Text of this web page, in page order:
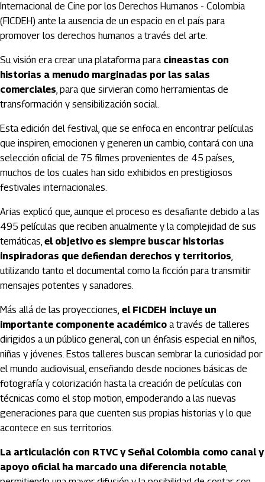
Internacional de Cine por los Derechos Humanos - Colombia
(FICDEH) ante la ausencia de un espacio en el país para
promover los derechos humanos a través del arte.
Su visión era crear una plataforma para cineastas con
historias a menudo marginadas por las salas
comerciales, para que sirvieran como herramientas de
transformación y sensibilización social.
Esta edición del festival, que se enfoca en encontrar películas
que inspiren, emocionen y generen un cambio, contará con una
selección oficial de 75 filmes provenientes de 45 países,
muchos de los cuales han sido exhibidos en prestigiosos
festivales internacionales.
Arias explicó que, aunque el proceso es desafiante debido a las
495 películas que reciben anualmente y la complejidad de sus
temáticas, el objetivo es siempre buscar historias
inspiradoras que defiendan derechos y territorios,
utilizando tanto el documental como la ficción para transmitir
mensajes potentes y sanadores.
Más allá de las proyecciones, el FICDEH incluye un
importante componente académico a través de talleres
dirigidos a un público general, con un énfasis especial en niños,
niñas y jóvenes. Estos talleres buscan sembrar la curiosidad por
el mundo audiovisual, enseñando desde nociones básicas de
fotografía y colorización hasta la creación de películas con
técnicas como el stop motion, empoderando a las nuevas
generaciones para que cuenten sus propias historias y lo que
acontece en sus territorios.
La articulación con RTVC y Señal Colombia como canal y
apoyo oficial ha marcado una diferencia notable,